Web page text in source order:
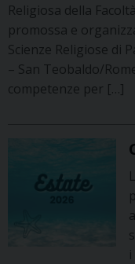
Religiosa della
promossa e
Scienze Religiose di
– San Teobaldo/
competenze per […]